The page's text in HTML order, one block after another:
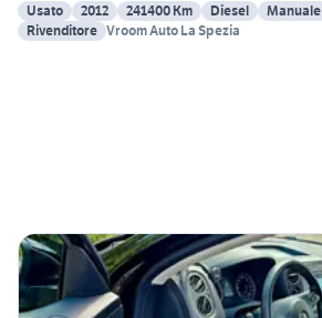
Usato
2012 241400 Km Diesel
Manuale
Rivenditore Vroom Auto La Spezia